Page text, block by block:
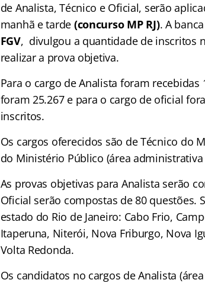
de Analista, Técnico e Oficial, serão
manhã e tarde (concurso MP RJ). A
FGV, divulgou a quantidade de inscritos
realizar a prova objetiva.
Para o cargo de Analista foram
foram 25.267 e para o cargo de oficial
inscritos.
Os cargos oferecidos são de Técnico do
do Ministério Público (área
As provas objetivas para Analista serão
Oficial serão compostas de 80 questões.
estado do Rio de Janeiro: Cabo Frio,
Itaperuna, Niterói, Nova Friburgo, Nova
Volta Redonda.
Os candidatos no cargos de Analista